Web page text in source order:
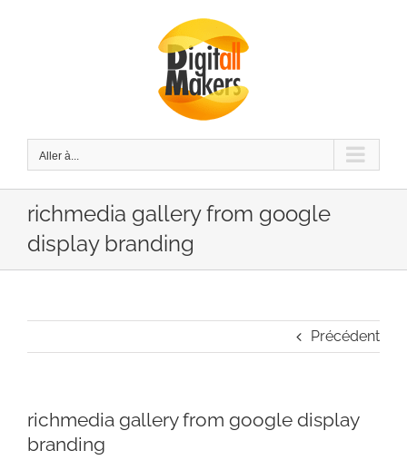
Aller à...
richmedia gallery from google
display branding
Précédent
richmedia gallery from google display
branding